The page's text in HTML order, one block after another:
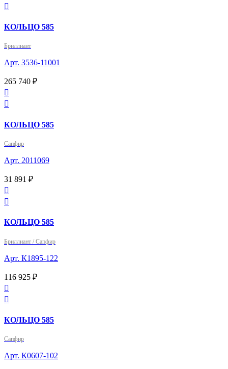

КОЛЬЦО 585
Бриллиант
Арт. 3536-11001
265 740 ₽


КОЛЬЦО 585
Сапфир
Арт. 2011069
31 891 ₽


КОЛЬЦО 585
Бриллиант / Сапфир
Арт. К1895-122
116 925 ₽


КОЛЬЦО 585
Сапфир
Арт. К0607-102